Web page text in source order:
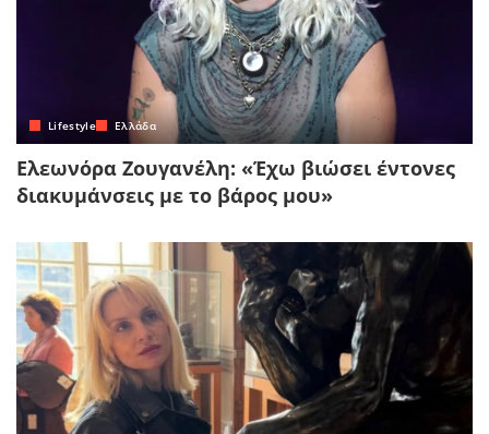
Lifestyle Ελλάδα
Ελεωνόρα Ζουγανέλη: «Έχω βιώσει έντονες
διακυμάνσεις με το βάρος μου»